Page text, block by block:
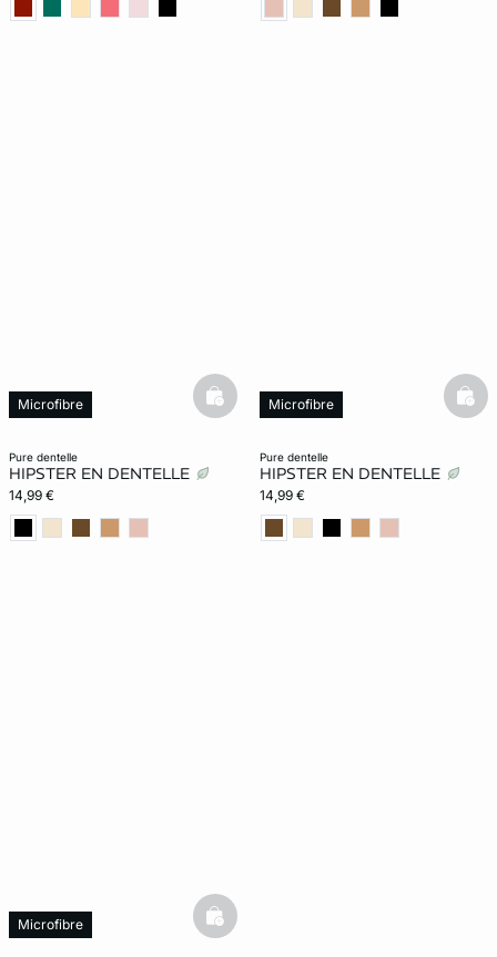
pure dentelle
HIPSTER EN DENTELLE
14,99 €
Microfibre basketfull
pure dentelle
HIPSTER EN DENTELLE
14,99 €
Microfibre
Microfibre basketfull